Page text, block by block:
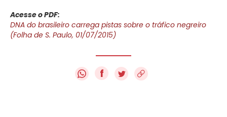
Acesse o PDF:
DNA do brasileiro carrega pistas sobre o tráfico negreiro
(Folha de S. Paulo, 01/07/2015)
f